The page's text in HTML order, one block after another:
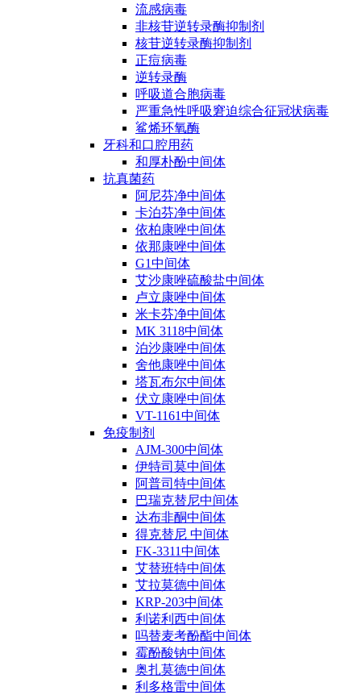
流感病毒
非核苷逆转录酶抑制剂
核苷逆转录酶抑制剂
正痘病毒
逆转录酶
呼吸道合胞病毒
严重急性呼吸窘迫综合征冠状病毒
鲨烯环氧酶
牙科和口腔用药
和厚朴酚中间体
抗真菌药
阿尼芬净中间体
卡泊芬净中间体
依柏康唑中间体
依那康唑中间体
G1中间体
艾沙康唑硫酸盐中间体
卢立康唑中间体
米卡芬净中间体
MK 3118中间体
泊沙康唑中间体
舍他康唑中间体
塔瓦布尔中间体
伏立康唑中间体
VT-1161中间体
免疫制剂
AJM-300中间体
伊特司莫中间体
阿普司特中间体
巴瑞克替尼中间体
达布非酮中间体
得克替尼 中间体
FK-3311中间体
艾替班特中间体
艾拉莫德中间体
KRP-203中间体
利诺利西中间体
吗替麦考酚酯中间体
霉酚酸钠中间体
奥扎莫德中间体
利多格雷中间体